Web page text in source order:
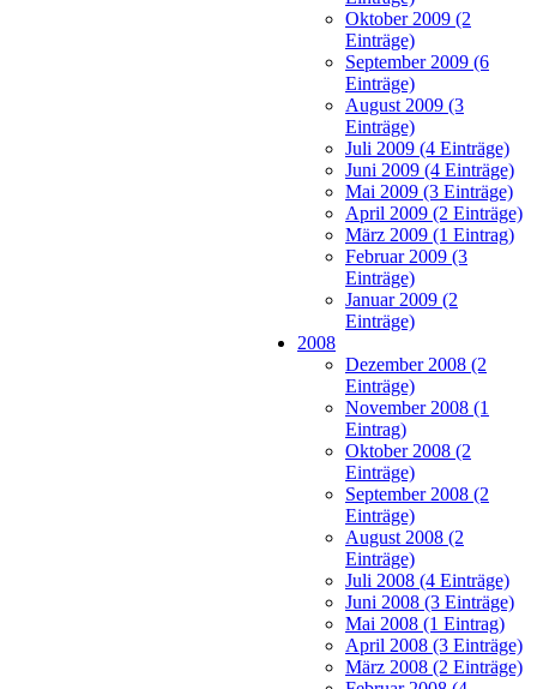
Oktober 2009 (2
Einträge)
September 2009 (6
Einträge)
August 2009 (3
Einträge)
Juli 2009 (4 Einträge)
Juni 2009 (4 Einträge)
Mai 2009 (3 Einträge)
April 2009 (2 Einträge)
März 2009 (1 Eintrag)
Februar 2009 (3
Einträge)
Januar 2009 (2
Einträge)
2008
Dezember 2008 (2
Einträge)
November 2008 (1
Eintrag)
Oktober 2008 (2
Einträge)
September 2008 (2
Einträge)
August 2008 (2
Einträge)
Juli 2008 (4 Einträge)
Juni 2008 (3 Einträge)
Mai 2008 (1 Eintrag)
April 2008 (3 Einträge)
März 2008 (2 Einträge)